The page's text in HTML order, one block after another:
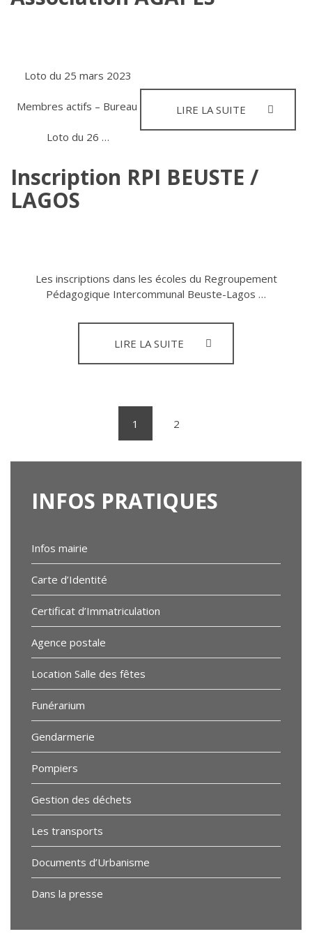
Loto du 25 mars 2023
Membres actifs – Bureau
Loto du 26 …
LIRE LA SUITE
Inscription RPI BEUSTE /
LAGOS
Les inscriptions dans les écoles du Regroupement
Pédagogique Intercommunal Beuste-Lagos …
LIRE LA SUITE INSCRIPTION
1
2
INFOS PRATIQUES
Infos mairie
Carte d’Identité
Certificat d’Immatriculation
Agence postale
Location Salle des fêtes
Funérarium
Gendarmerie
Pompiers
Gestion des déchets
Les transports
Documents d’Urbanisme
Dans la presse